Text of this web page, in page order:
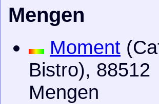
Mengen
Moment
Bistro), 88512
Mengen